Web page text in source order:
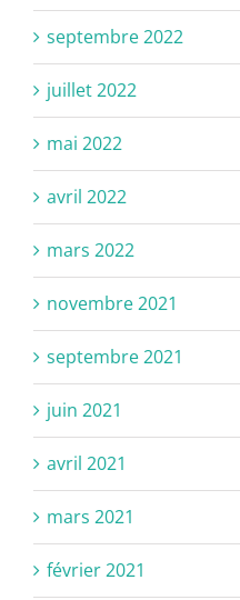
septembre 2022
juillet 2022
mai 2022
avril 2022
mars 2022
novembre 2021
septembre 2021
juin 2021
avril 2021
mars 2021
février 2021